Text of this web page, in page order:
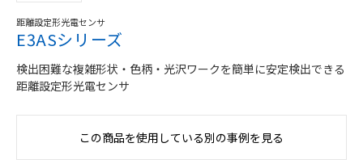
距離設定形光電センサ
E3ASシリーズ
検出困難な複雑形状・色柄・光沢ワークを簡単に安定検出できる
距離設定形光電センサ
この商品を使用している別の事例を見る